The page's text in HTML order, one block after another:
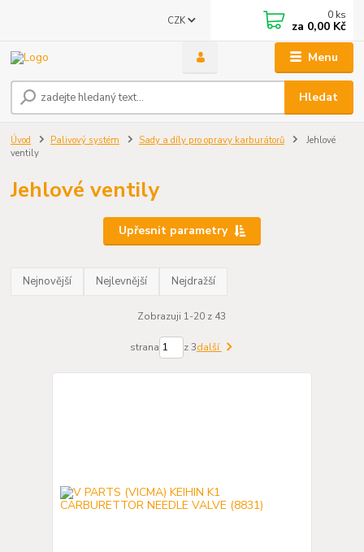
Menu
CZK
Hledat
0 ks
za 0,00 Kč
Úvod Palivový systém Sady a díly pro opravy karburátorů
Jehlové
ventily
Jehlové ventily
Upřesnit parametry
Nejnovější Nejlevnější Nejdražší
Zobrazuji 1-20 z 43
strana z 3další